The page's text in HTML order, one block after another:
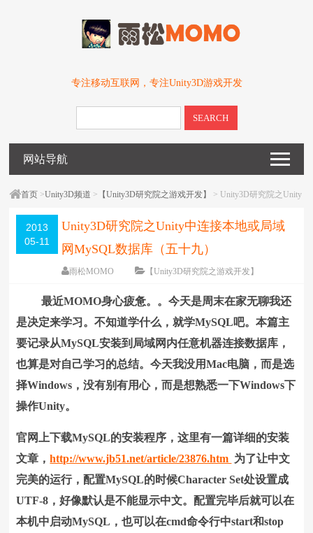
专注移动互联网，专注Unity3D游戏开发
SEARCH
网站导航
首页 >Unity3D频道 > 【Unity3D研究院之游戏开发】
> Unity3D研究院之Unity
2013
05-11
Unity3D研究院之Unity中连接本地或局域
网MySQL数据库（五十九）
雨松MOMO
【Unity3D研究院之游戏开发】
编辑日期： 2013-05-16 字体：大中小
最近MOMO身心疲惫。。今天是周末在家无聊我还
是决定来学习。不知道学什么，就学MySQL吧。本篇主
要记录从MySQL安装到局域网内任意机器连接数据库，
也算是对自己学习的总结。今天我没用Mac电脑，而是选
择Windows，没有别有用心，而是想熟悉一下Windows下
操作Unity。
官网上下载MySQL的安装程序，这里有一篇详细的安装
文章，http://www.jb51.net/article/23876.htm 为了让中文
完美的运行，配置MySQL的时候Character Set处设置成
UTF-8，好像默认是不能显示中文。配置完毕后就可以在
本机中启动MySQL，也可以在cmd命令行中start和stop